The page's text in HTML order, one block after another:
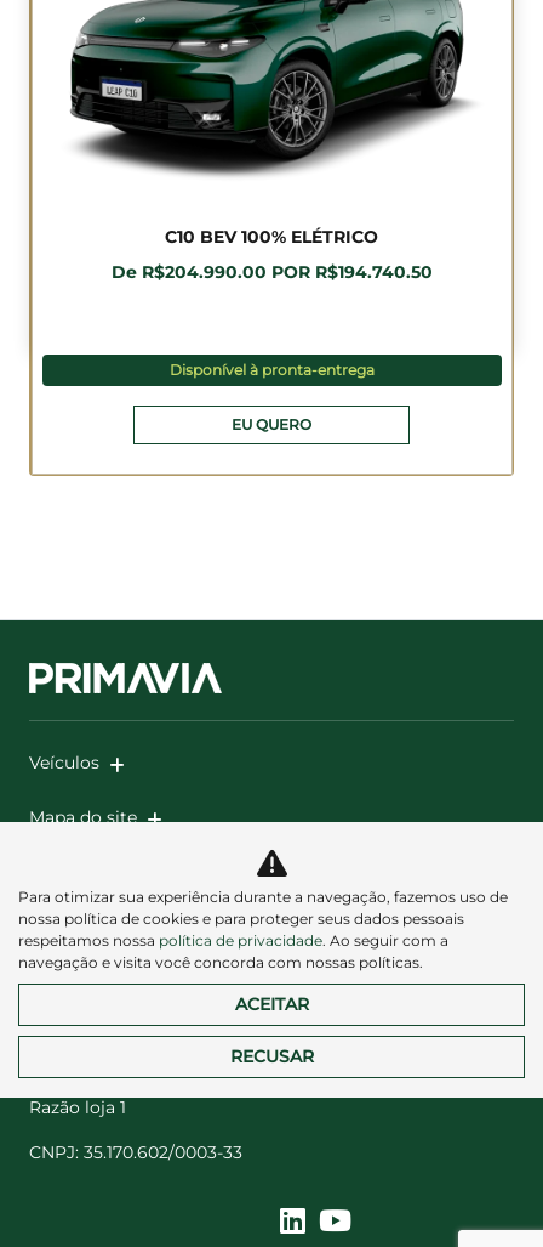
C10 BEV 100% ELÉTRICO
De R$204.990.00 POR R$194.740.50
Disponível à pronta-entrega
EU QUERO
Veículos
Mapa do site
Desacelere. Seu bem maior é a vida.
Razão loja 1
CNPJ: 35.170.602/0003-33
Para otimizar sua experiência durante a navegação, fazemos uso de
nossa política de cookies e para proteger seus dados pessoais
respeitamos nossa política de privacidade. Ao seguir com a
navegação e visita você concorda com nossas políticas.
ACEITAR
RECUSAR